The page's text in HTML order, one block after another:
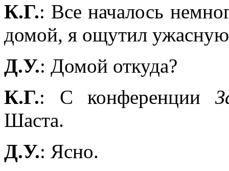
К.Г.: Все началось
домой, я ощутил ужасную
Д.У.: Домой откуда?
К.Г.: С конференции
Шаста.
Д.У.: Ясно.